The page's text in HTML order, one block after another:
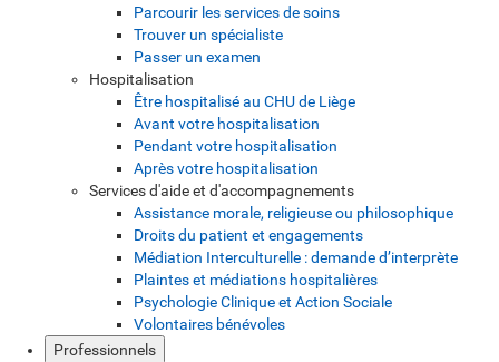
Parcourir les services de soins
Trouver un spécialiste
Passer un examen
Hospitalisation
Être hospitalisé au CHU de Liège
Avant votre hospitalisation
Pendant votre hospitalisation
Après votre hospitalisation
Services d'aide et d'accompagnements
Assistance morale, religieuse ou philosophique
Droits du patient et engagements
Médiation Interculturelle : demande d’interprète
Plaintes et médiations hospitalières
Psychologie Clinique et Action Sociale
Volontaires bénévoles
Professionnels